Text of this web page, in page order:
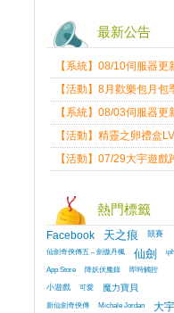
最新公告
【系統】08/10伺服器更
維護公告
【活動】8月歡樂包月包
送
【系統】08/03伺服器更
維護公告
【活動】精靈之卵禮盒
限量發送中
【活動】07/29大宇遊戲
熱門標籤
Facebook 天之痕
競賽
仙劍奇俠傳五 – 劍傲丹楓
仙劍
App Store
降妖伏魔錄
即時觸控
小遊戲
可愛 魔力寶貝
新仙劍奇俠傳 Michale Jordan 大宇